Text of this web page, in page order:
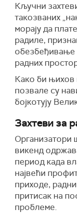
Кључни
такозваних
морају да
радиле,
обезбеђивање
радних
Како би њихов
позвале су
бојкотују
Захтеви за
Организатори
викенд
период када
највећи
приходе,
притисак на
проблеме.